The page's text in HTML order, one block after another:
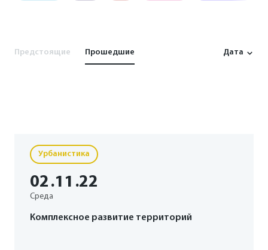
Предстоящие Прошедшие Дата
Урбанистика
02 .11 .22
Среда
Комплексное развитие территорий